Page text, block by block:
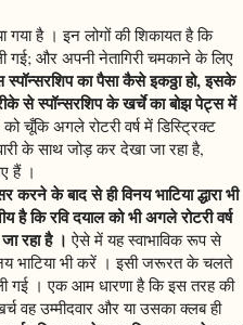
है । इन लोगों की शिकायत है कि
गई; और अपनी नेतागिरी चमकाने के लिए
स्पॉन्सरशिप का पैसा कैसे इकठ्ठा हो, इसके
से स्पॉन्सरशिप के खर्चे का बोझ पेट्स में
चूँकि अगले रोटरी वर्ष में डिस्ट्रिक्ट
के साथ जोड़ कर देखा जा रहा है,
हैं ।
के बाद से ही विनय भाटिया द्धारा भी
कि रवि दयाल को भी अगले रोटरी वर्ष
रहा है । ऐसे में यह स्वाभाविक रूप से
भाटिया भी करें । इसी जरूरत के चलते
गई । एक आम धारणा है कि इस तरह की
वह उम्मीदवार और या उसका क्लब ही